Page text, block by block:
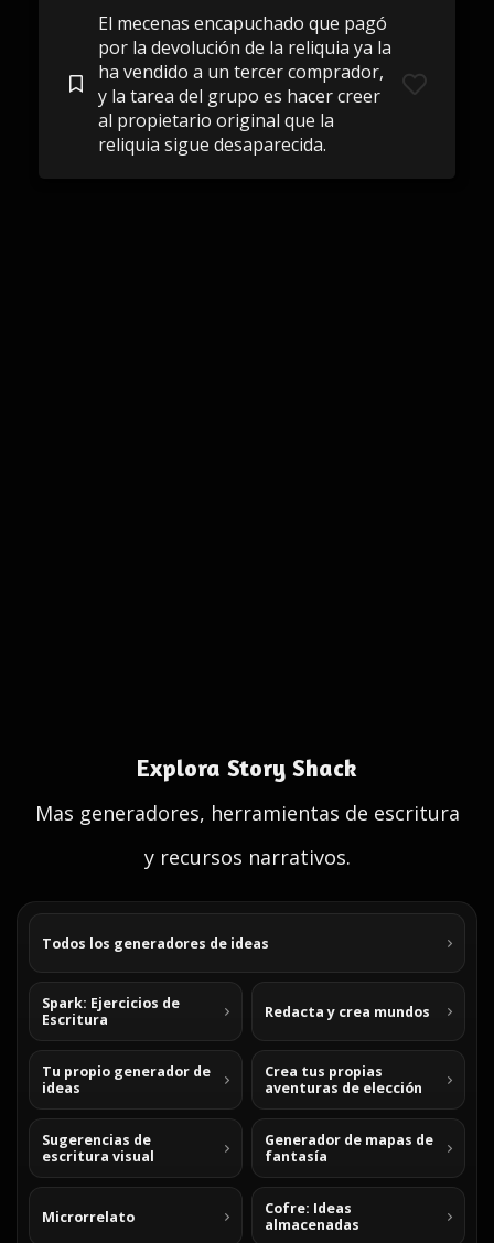
El mecenas encapuchado que pagó
por la devolución de la reliquia ya la
ha vendido a un tercer comprador,
y la tarea del grupo es hacer creer
al propietario original que la
reliquia sigue desaparecida.
Explora Story Shack
Mas generadores, herramientas de escritura
y recursos narrativos.
Todos los generadores de ideas
Spark: Ejercicios de
Escritura
Redacta y crea mundos
Tu propio generador de
ideas
Crea tus propias
aventuras de elección
Sugerencias de
escritura visual
Generador de mapas de
fantasía
Microrrelato
Cofre: Ideas
almacenadas